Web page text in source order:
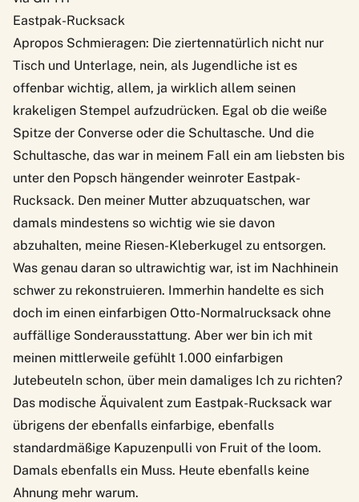
Eastpak-Rucksack
Apropos Schmieragen: Die ziertennatürlich nicht nur
Tisch und Unterlage, nein, als Jugendliche ist es
offenbar wichtig, allem, ja wirklich allem seinen
krakeligen Stempel aufzudrücken. Egal ob die weiße
Spitze der Converse oder die Schultasche. Und die
Schultasche, das war in meinem Fall ein am liebsten bis
unter den Popsch hängender weinroter Eastpak-
Rucksack. Den meiner Mutter abzuquatschen, war
damals mindestens so wichtig wie sie davon
abzuhalten, meine Riesen-Kleberkugel zu entsorgen.
Was genau daran so ultrawichtig war, ist im Nachhinein
schwer zu rekonstruieren. Immerhin handelte es sich
doch im einen einfarbigen Otto-Normalrucksack ohne
auffällige Sonderausstattung. Aber wer bin ich mit
meinen mittlerweile gefühlt 1.000 einfarbigen
Jutebeuteln schon, über mein damaliges Ich zu richten?
Das modische Äquivalent zum Eastpak-Rucksack war
übrigens der ebenfalls einfarbige, ebenfalls
standardmäßige Kapuzenpulli von Fruit of the loom.
Damals ebenfalls ein Muss. Heute ebenfalls keine
Ahnung mehr warum.